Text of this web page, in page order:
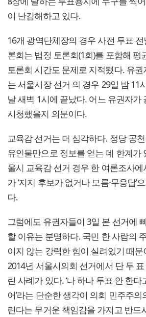
이 난감해하고 있다.
16개 광역단체장의 경우 사전 투표
론회는 법정 토론회(1회)를 포함해 평
토론회 시간도 문제로 지적됐다. 유권
는 서울시장 선거 의 경우 29일 밤 11
날 새벽 1시에 끝났다. 어느 유권자가
시청했을지 의문이다.
교육감 선거는 더 심각하다. 정당 공
유인물만으로 정보를 얻는 데 한계가
울시 교육감 선거 경우 한 여론조사
가 ‘지지 후보가 없거나 모름·무응답’
다.
그럼에도 유권자들이 3일 본 선거에
할 이유는 분명하다. 국민 한 사람의
이지 않는 강력한 힘이 실려있기 때
2014년 서울시의회 선거에서 단 두
린 사례가 있다. ‘나 하나 투표 안 한
어’라는 단순한 생각이 의회 민주주
린다는 무거운 책임감을 가지고 반드